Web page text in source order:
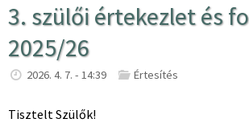
3. szülői értekezlet és
2025/26
2026. 4. 7. - 14:39 Értesítés
Tisztelt Szülők!